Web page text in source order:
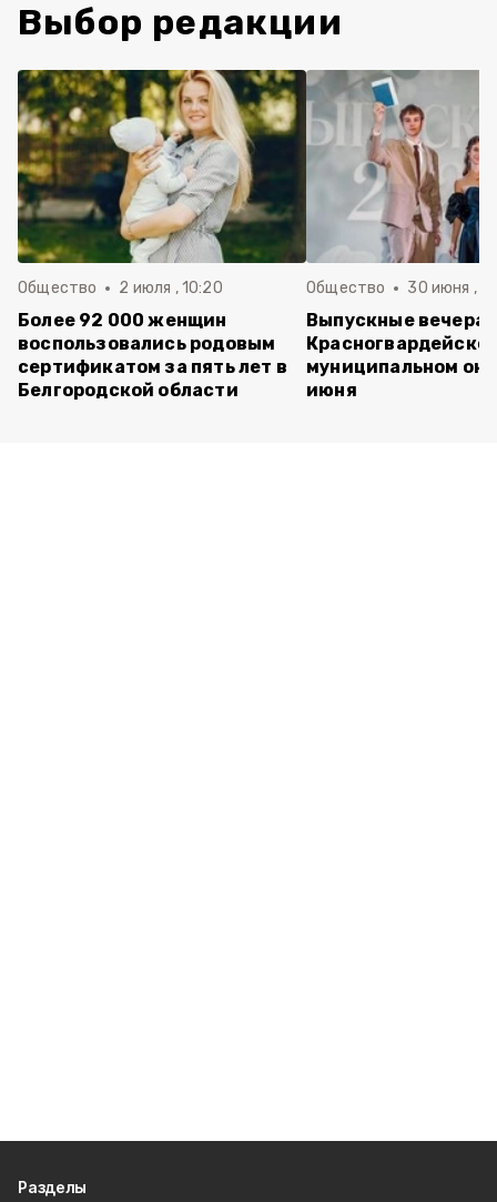
Выбор редакции
Общество 2 июля , 10:20
Более 92 000 женщин
воспользовались родовым
сертификатом за пять лет в
Белгородской области
Общество 30 июня ,
Выпускные вечера
муниципальном
июня
Разделы